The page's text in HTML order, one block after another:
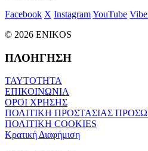
Facebook X InstagramYouTube
© 2026 ENIKOS
ΠΛΟΗΓΗΣΗ
ΤΑΥΤΟΤΗΤΑ
ΕΠΙΚΟΙΝΩΝΙΑ
ΟΡΟΙ ΧΡΗΣΗΣ
ΠΟΛΙΤΙΚΗ ΠΡΟΣΤΑΣΙΑΣ
ΠΟΛΙΤΙΚΗ COOKIES
Κρατική Διαφήμιση